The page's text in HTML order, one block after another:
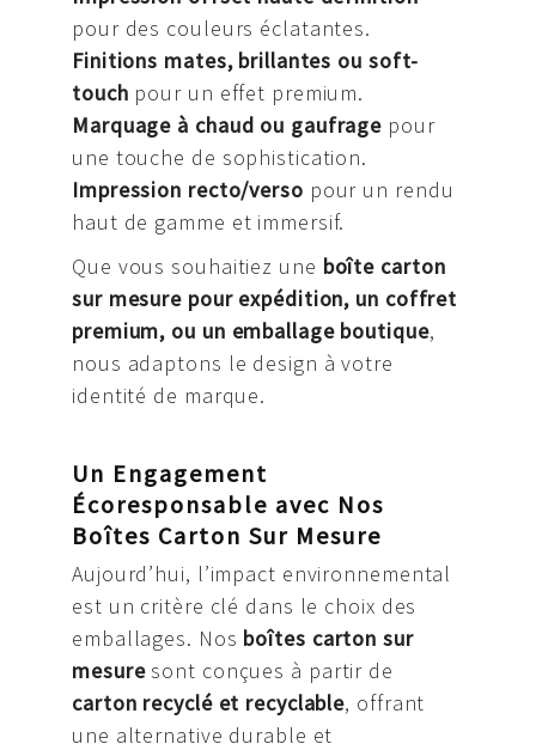
pour des couleurs éclatantes.
Finitions mates, brillantes ou soft-
touch pour un effet premium.
Marquage à chaud ou gaufrage pour
une touche de sophistication.
Impression recto/verso pour un rendu
haut de gamme et immersif.
Que vous souhaitiez une boîte carton
sur mesure pour expédition, un coffret
premium, ou un emballage boutique,
nous adaptons le design à votre
identité de marque.
Un Engagement
Écoresponsable avec Nos
Boîtes Carton Sur Mesure
Aujourd’hui, l’impact environnemental
est un critère clé dans le choix des
emballages. Nos boîtes carton sur
mesuresont conçues à partir de
carton recyclé et recyclable, offrant
une alternative durable et